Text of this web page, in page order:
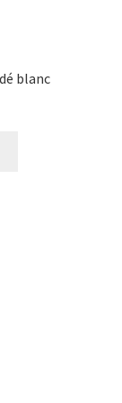
blanc